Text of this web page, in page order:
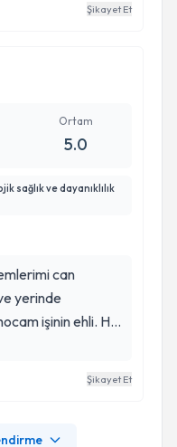
akıl dolu
rehberliğe
iyi
düşünüyorum.
Şikayet Et
Ortam
5.0
sağlık ve dayanıklılık
can
yerinde
işinin ehli. Her
ve asla
Şikayet Et